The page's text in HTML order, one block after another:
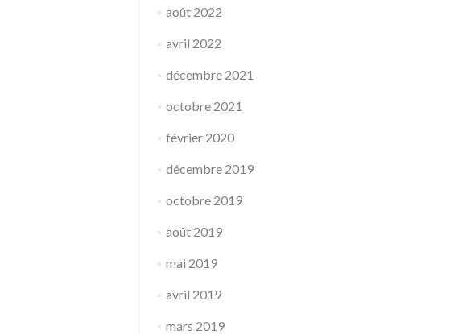
août 2022
avril 2022
décembre 2021
octobre 2021
février 2020
décembre 2019
octobre 2019
août 2019
mai 2019
avril 2019
mars 2019